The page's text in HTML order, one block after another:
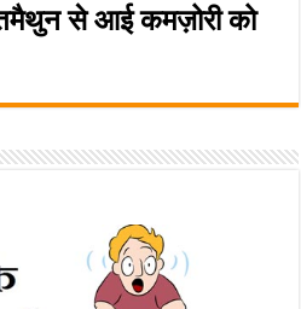
से आई कमज़ोरी को